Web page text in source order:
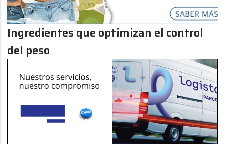
Ingredientes que optimizan el control
del peso